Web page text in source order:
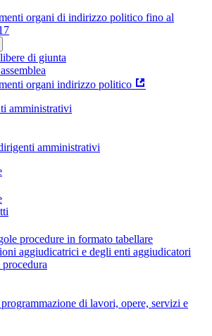
organi di indirizzo politico fino al
di giunta
organi indirizzo politico
amministrativi
amministrativi
procedure in formato tabellare
aggiudicatrici e degli enti aggiudicatori
di lavori, opere, servizi e